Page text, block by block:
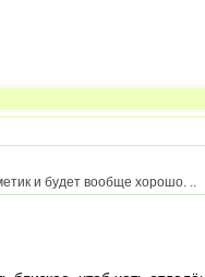
и будет вообще хорошо. ..